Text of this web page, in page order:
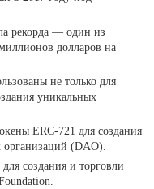
рекорда — один из
долларов на
не только для
уникальных
ERC-721 для создания
организаций (DAO).
создания и торговли